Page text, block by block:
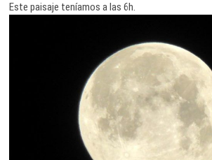
Este paisaje teníamos a las 6h.